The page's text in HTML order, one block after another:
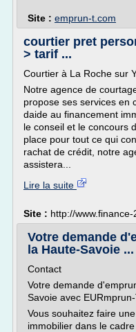
Site : emprun-t.com
courtier pret
> tarif ...
Courtier à La Roche sur
Notre agence de
propose ses services en
daide au financement
le conseil et le concours
place pour tout ce qui
rachat de crédit, notre
assistera...
Lire la suite
Site : http://
Votre demande
la Haute-Savoie ...
Contact
Votre demande
Savoie avec
Vous souhaitez faire
immobilier dans le